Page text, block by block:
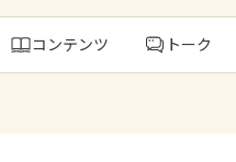
コンテンツ トーク